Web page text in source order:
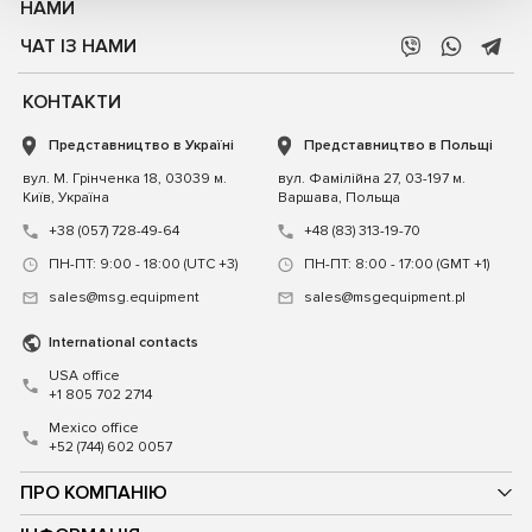
НАМИ
ЧАТ ІЗ НАМИ
ПРО КОМПАНІЮ
КОНТАКТИ
Представництво в Україні
вул. М. Грінченка 18, 03039 м.
Київ, Україна
+38 (057) 728-49-64
ПН-ПТ: 9:00 - 18:00 (UTC +3)
sales@msg.equipment
Представництво в Польщі
вул. Фамілійна 27, 03-197 м.
Варшава, Польща
+48 (83) 313-19-70
ПН-ПТ: 8:00 - 17:00 (GMT +1)
sales@msgequipment.pl
International contacts
USA office
+1 805 702 2714
Mexico office
+52 (744) 602 0057